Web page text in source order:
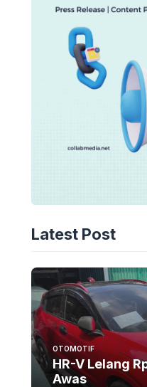
Latest Post
OTOMOTIF
HR-V Lelang
Awas